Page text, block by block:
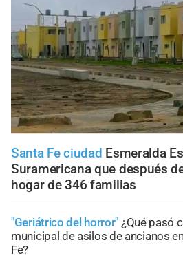
Santa Fe ciudad Esmeralda
Suramericana que después
hogar de 346 familias
"Geriátrico del horror" ¿Qué pasó
municipal de asilos de ancianos
Fe?